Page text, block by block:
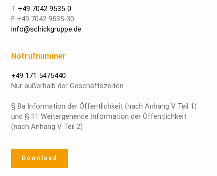
T +49 7042 9535-0
F +49 7042 9535-30
info@schickgruppe.de
Notrufnummer
+49 171 5475440
Nur außerhalb der Geschäftszeiten.
§ 8a Information der Öffentlichkeit (nach Anhang V Teil 1)
und § 11 Weitergehende Information der Öffentlichkeit
(nach Anhang V Teil 2)
Download